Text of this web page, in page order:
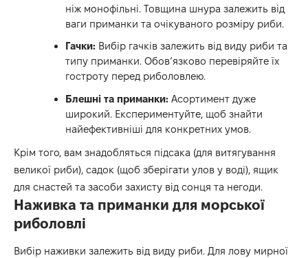
ніж монофільні. Товщина шнура залежить від
ваги приманки та очікуваного розміру риби.
Гачки: Вибір гачків залежить від виду риби та
типу приманки. Обов’язково перевіряйте їх
гостроту перед риболовлею.
Блешні та приманки: Асортимент дуже
широкий. Експериментуйте, щоб знайти
найефективніші для конкретних умов.
Крім того, вам знадобляться підсака (для витягування
великої риби), садок (щоб зберігати улов у воді), ящик
для снастей та засоби захисту від сонця та негоди.
Наживка та приманки для морської
риболовлі
Вибір наживки залежить від виду риби. Для лову мирної